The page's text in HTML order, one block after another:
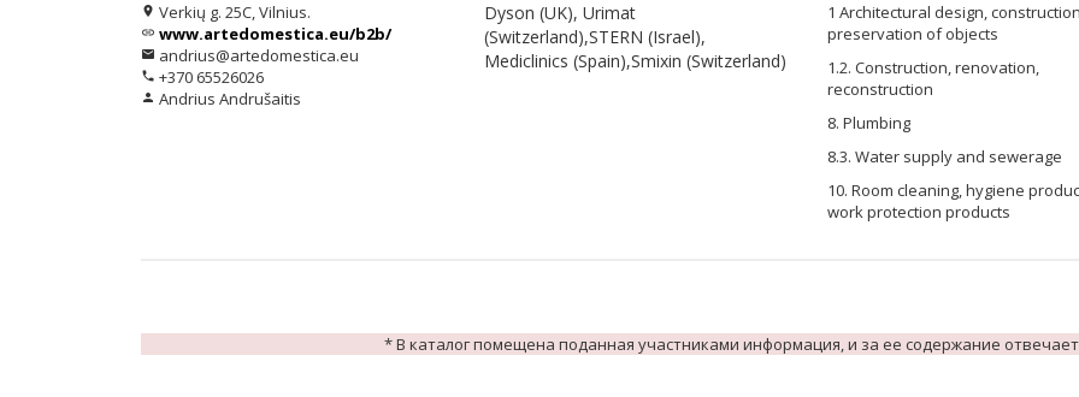
location_on Verkių g. 25C, Vilnius.
link www.artedomestica.eu/b2b/
email andrius@artedomestica.eu
phone +370 65526026
person Andrius Andrušaitis
Dyson (UK), Urimat
(Switzerland),STERN (Israel),
Mediclinics (Spain),Smixin (Switzerland)
1 Architectural design,
preservation of objects
1.2. Construction, renovation,
reconstruction
8. Plumbing
8.3. Water supply and sewerage
10. Room cleaning, hygiene
work protection products
* В каталог помещена поданная участниками информация, и за ее содержание